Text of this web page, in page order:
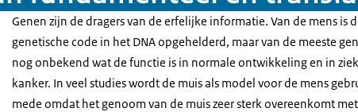
Genen zijn de dragers van de erfelijke informatie. Van de mens is
genetische code in het DNA opgehelderd, maar van de meeste
nog onbekend wat de functie is in normale ontwikkeling en in
kanker. In veel studies wordt de muis als model voor de mens
mede omdat het genoom van de muis zeer sterk overeenkomt